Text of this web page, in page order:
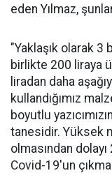
eden Yılmaz,
"Yaklaşık olarak 3
birlikte 200 liraya
liradan daha
kullandığımız
boyutlu
tanesidir. Yüksek
olmasından
Covid-19'un